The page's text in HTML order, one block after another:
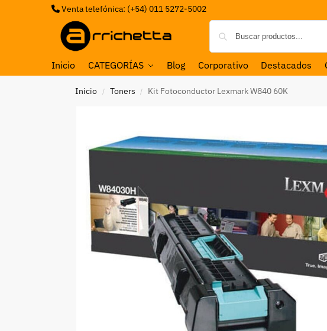
Venta telefónica: (+54) 011 5272-5002
Inicio CATEGORÍAS Blog Corporativo Destacados
Inicio / Toners / Kit Fotoconductor Lexmark W840 60K